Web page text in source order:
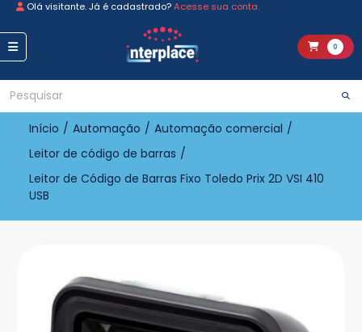
Olá visitante. Já é cadastrado?Acesse sua conta.
0
Início / Automação / Automação comercial /
Leitor de código de barras /
Leitor de Código de Barras Fixo Toledo Prix 2D VSI 410
USB